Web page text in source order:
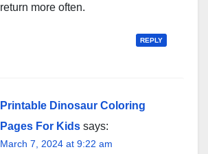
return more often.
REPLY
Printable Dinosaur Coloring
Pages For Kids says:
March 7, 2024 at 9:22 am